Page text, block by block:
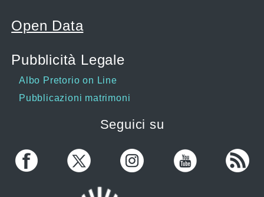
Open Data
Pubblicità Legale
Albo Pretorio on Line
Pubblicazioni matrimoni
Seguici su